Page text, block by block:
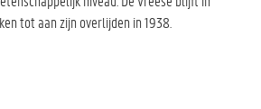
tot aan zijn overlijden in 1938.